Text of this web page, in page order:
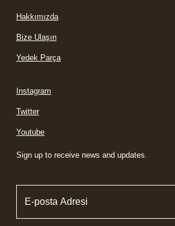
Hakkımızda
Bize Ulaşın
Yedek Parça
Instagram
Twitter
Youtube
Sign up to receive news and updates.